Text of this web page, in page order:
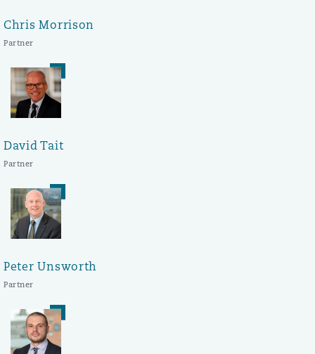
Chris Morrison
Partner
David Tait
Partner
Peter Unsworth
Partner